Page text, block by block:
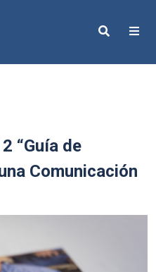
Search
“Guía de
Comunicación